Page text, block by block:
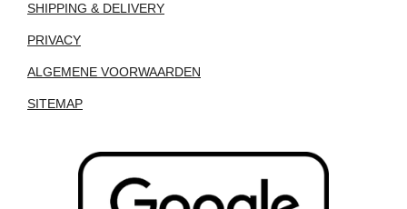
SHIPPING & DELIVERY
PRIVACY
ALGEMENE VOORWAARDEN
SITEMAP